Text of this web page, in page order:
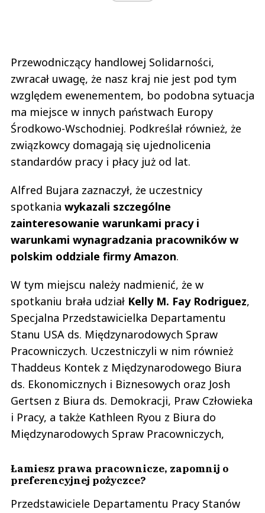
Przewodniczący handlowej Solidarności,
zwracał uwagę, że nasz kraj nie jest pod tym
względem ewenementem, bo podobna sytuacja
ma miejsce w innych państwach Europy
Środkowo-Wschodniej. Podkreślał również, że
związkowcy domagają się ujednolicenia
standardów pracy i płacy już od lat.
Alfred Bujara zaznaczył, że uczestnicy
spotkania wykazali szczególne
zainteresowanie warunkami pracy i
warunkami wynagradzania pracowników w
polskim oddziale firmy Amazon.
W tym miejscu należy nadmienić, że w
spotkaniu brała udział Kelly M. Fay Rodriguez,
Specjalna Przedstawicielka Departamentu
Stanu USA ds. Międzynarodowych Spraw
Pracowniczych. Uczestniczyli w nim również
Thaddeus Kontek z Międzynarodowego Biura
ds. Ekonomicznych i Biznesowych oraz Josh
Gertsen z Biura ds. Demokracji, Praw Człowieka
i Pracy, a także Kathleen Ryou z Biura do
Międzynarodowych Spraw Pracowniczych,
Łamiesz prawa pracownicze, zapomnij o
preferencyjnej pożyczce?
Przedstawiciele Departamentu Pracy Stanów